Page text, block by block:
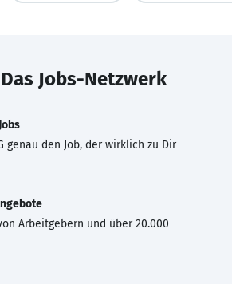
Das Jobs-Netzwerk
genau den Job, der wirklich zu Dir
Arbeitgebern und über 20.000